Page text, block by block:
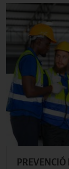
PREVENCIÓ